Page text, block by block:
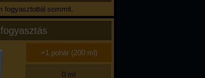
fogyasztottál semmit.